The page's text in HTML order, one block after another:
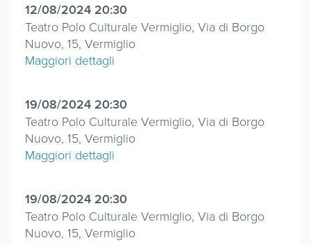
12/08/2024 20:30
Teatro Polo Culturale Vermiglio, Via di Borgo
Nuovo, 15, Vermiglio
Maggiori dettagli
19/08/2024 20:30
Teatro Polo Culturale Vermiglio, Via di Borgo
Nuovo, 15, Vermiglio
Maggiori dettagli
19/08/2024 20:30
Teatro Polo Culturale Vermiglio, Via di Borgo
Nuovo, 15, Vermiglio